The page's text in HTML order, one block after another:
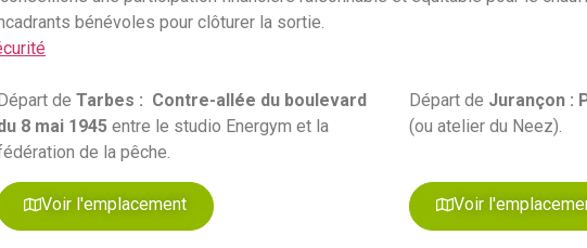
bénévoles pour clôturer la sortie.
de Tarbes : Contre-allée du boulevard
8 mai 1945 entre le studio Energym et la
de la pêche.
Voir l'emplacement
Départ de Jurançon :
(ou atelier du Neez).
Voir